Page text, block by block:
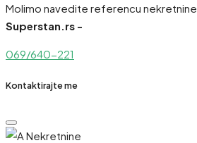
Molimo navedite referencu nekretnine
Superstan.rs -
069/640-221
Kontaktirajte me